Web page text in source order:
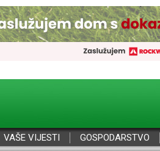
VAŠE VIJESTI GOSPODARSTVO